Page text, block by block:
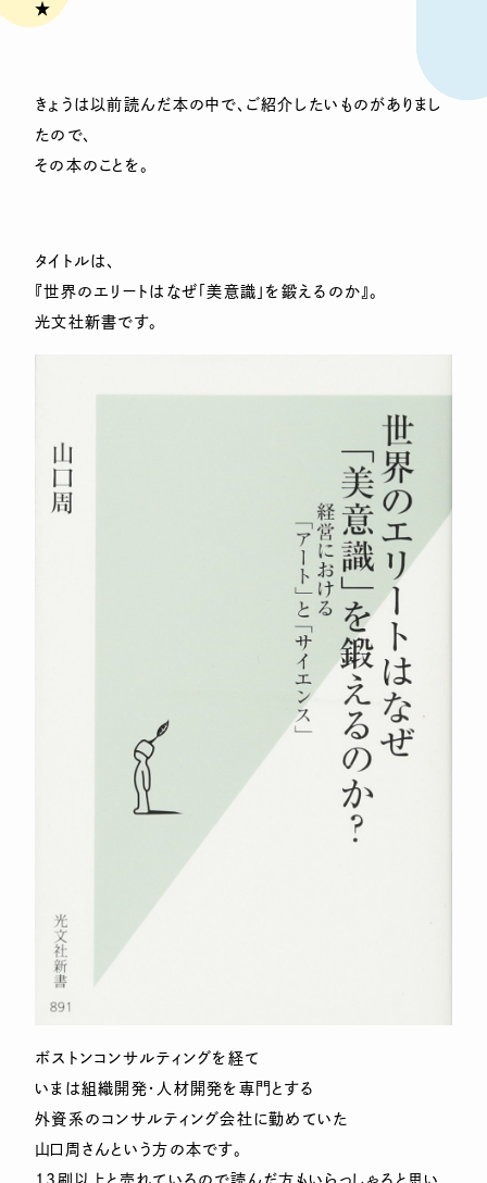
★
きょうは以前読んだ本の中で、ご紹介したいものがありまし
たので、
その本のことを。
タイトルは、
『世界のエリートはなぜ「美意識」を鍛えるのか』。
光文社新書です。
ボストンコンサルティングを経て
いまは組織開発・人材開発を専門とする
外資系のコンサルティング会社に勤めていた
山口周さんという方の本です。